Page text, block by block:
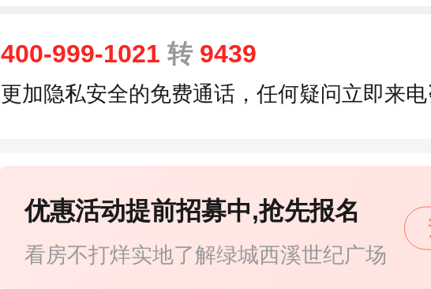
400-999-1021 转9439
更加隐私安全的免费通话，任何疑问立即来电
看房不打烊实地了解绿城西溪世纪广场
优惠活动提前招募中,抢先报名